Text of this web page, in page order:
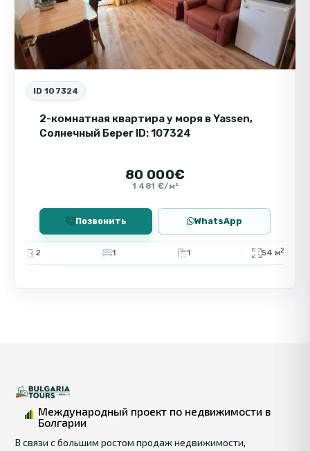
меблирована, цена 114 600 евро.
Современное жильё в новом комплексе с
просторной планировкой и возможностью
завершить оформление по своему вкусу.
ID 107324
2-комнатная квартира у моря в Yassen,
Солнечный Берег ID: 107324
80 000€
1 481 €/м²
Позвонить WhatsApp
2 1 1 54 м2
Международный проект по недвижимости в
Болгарии
В связи с большим ростом продаж недвижимости,